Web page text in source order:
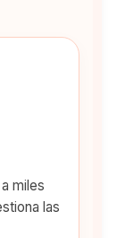
miles
las